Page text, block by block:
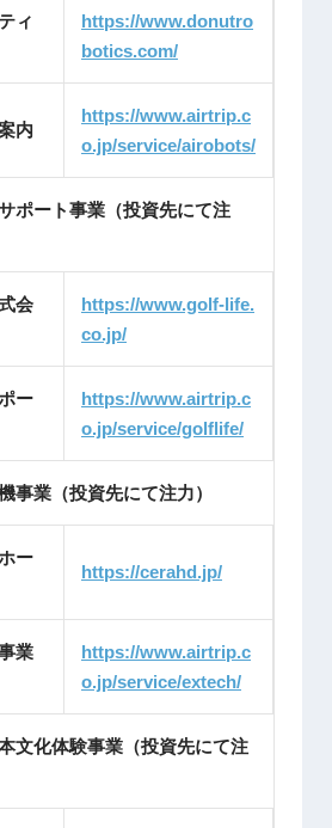
ィ
https://www.donutro
botics.com/
内
https://www.airtrip.c
o.jp/service/airobots/
ポート事業（投資先にて注
会
https://www.golf-life.
co.jp/
ー
https://www.airtrip.c
o.jp/service/golflife/
事業（投資先にて注力）
ー
https://cerahd.jp/
業
https://www.airtrip.c
o.jp/service/extech/
文化体験事業（投資先にて注